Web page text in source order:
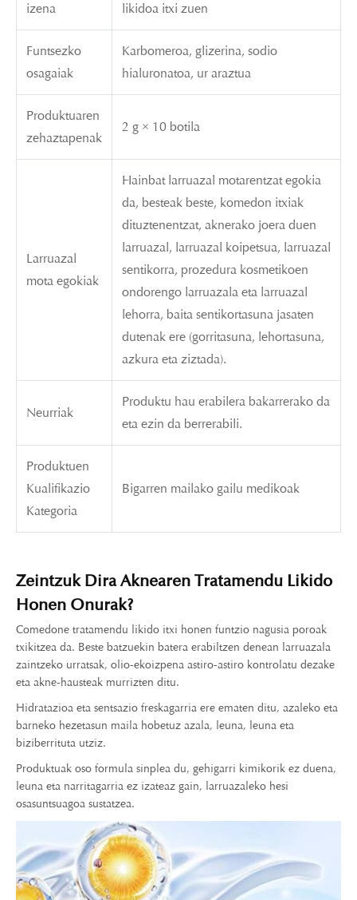
izena
likidoa itxi zuen
Funtsezko
osagaiak
Karbomeroa, glizerina, sodio
hialuronatoa, ur araztua
Produktuaren
zehaztapenak
2 g × 10 botila
Larruazal
mota egokiak
Hainbat larruazal motarentzat egokia
da, besteak beste, komedon itxiak
dituztenentzat, aknerako joera duen
larruazal, larruazal koipetsua, larruazal
sentikorra, prozedura kosmetikoen
ondorengo larruazala eta larruazal
lehorra, baita sentikortasuna jasaten
dutenak ere (gorritasuna, lehortasuna,
azkura eta ziztada).
Neurriak
Produktu hau erabilera bakarrerako da
eta ezin da berrerabili.
Produktuen
Kualifikazio
Kategoria
Bigarren mailako gailu medikoak
Zeintzuk Dira Aknearen Tratamendu Likido
Honen Onurak?
Comedone tratamendu likido itxi honen funtzio nagusia poroak
txikitzea da. Beste batzuekin batera erabiltzen denean larruazala
zaintzeko urratsak, olio-ekoizpena astiro-astiro kontrolatu dezake
eta akne-hausteak murrizten ditu.
Hidratazioa eta sentsazio freskagarria ere ematen ditu, azaleko eta
barneko hezetasun maila hobetuz azala, leuna, leuna eta
biziberrituta utziz.
Produktuak oso formula sinplea du, gehigarri kimikorik ez duena,
leuna eta narritagarria ez izateaz gain, larruazaleko hesi
osasuntsuagoa sustatzea.